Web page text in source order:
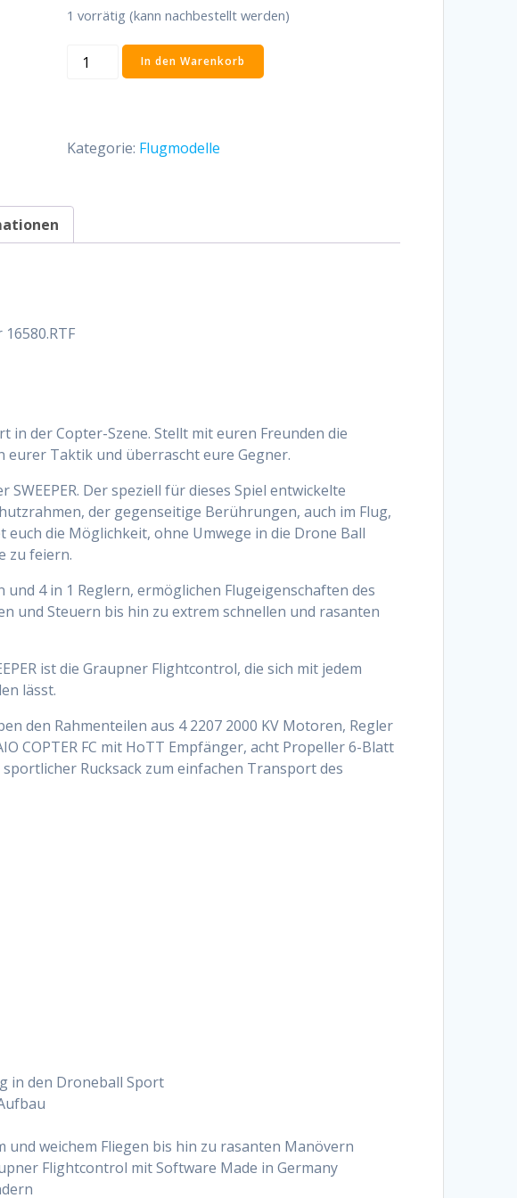
1 vorrätig (kann nachbestellt werden)
SWEEPER
white
Graupner
Menge
In den Warenkorb
Kategorie: Flugmodelle
in der Copter-Szene. Stellt mit euren Freunden die
Taktik und überrascht eure Gegner.
Der speziell für dieses Spiel entwickelte
der gegenseitige Berührungen, auch im Flug,
die Möglichkeit, ohne Umwege in die Drone Ball
zu feiern.
4 in 1 Reglern, ermöglichen Flugeigenschaften des
und Steuern bis hin zu extrem schnellen und rasanten
ist die Graupner Flightcontrol, die sich mit jedem
lässt.
den Rahmenteilen aus 4 2207 2000 KV Motoren, Regler
COPTER FC mit HoTT Empfänger, acht Propeller 6-Blatt
Rucksack zum einfachen Transport des
in den Droneball Sport
und weichem Fliegen bis hin zu rasanten Manövern
Flightcontrol mit Software Made in Germany